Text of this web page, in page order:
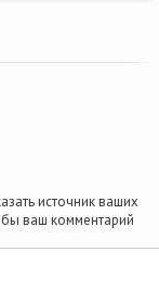
источник ваших
ваш комментарий